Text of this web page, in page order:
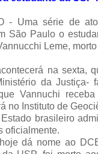
- Uma série de
São Paulo o
Leme,
na sexta,
da Justiça-
Vannuchi
no Instituto de
brasileiro
oficialmente.
dá nome ao